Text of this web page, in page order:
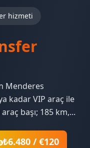
hizmeti
Menderes
kadar VIP araç ile
başı; 185 km,...
₺6.480 / €120